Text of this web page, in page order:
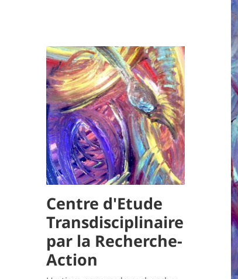
Centre d'Etude
Transdisciplinaire
par la Recherche-
Action